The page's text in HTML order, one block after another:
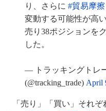
り、さらに #貿易摩擦
変動する可能性が高い
売り38ポジションを
した。
— トラッキングトレ
(@tracking_trade) April
「売り」「買い」それぞ